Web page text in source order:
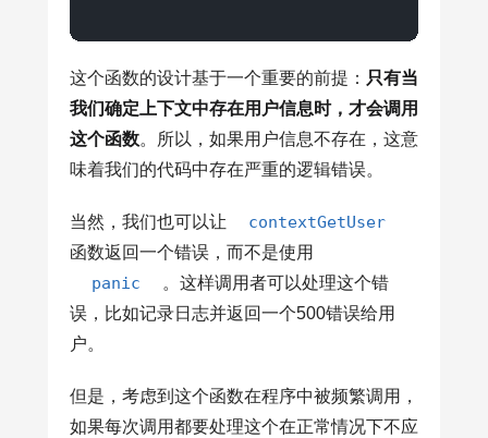
这个函数的设计基于一个重要的前提： 只有当
我们确定上下文中存在用户信息时，才会调用
这个函数。所以，如果用户信息不存在，这意
味着我们的代码中存在严重的逻辑错误。
当然，我们也可以让 contextGetUser
函数返回一个错误，而不是使用
panic
。这样调用者可以处理这个错
误，比如记录日志并返回一个500错误给用
户。
但是，考虑到这个函数在程序中被频繁调用，
如果每次调用都要处理这个在正常情况下不应